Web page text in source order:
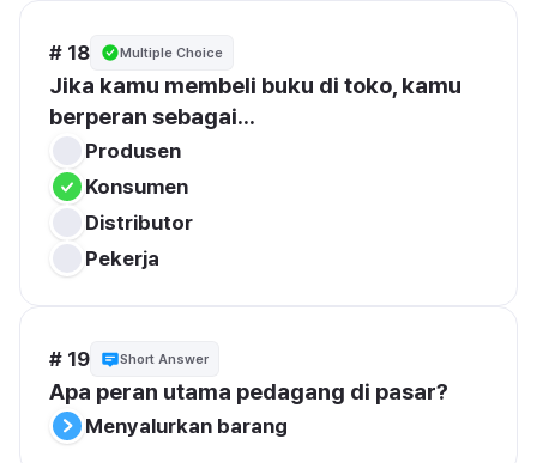
# 18 Multiple Choice
Jika kamu membeli buku di toko, kamu
berperan sebagai...
Produsen
Konsumen
Distributor
Pekerja
# 19 Short Answer
Apa peran utama pedagang di pasar?
Menyalurkan barang